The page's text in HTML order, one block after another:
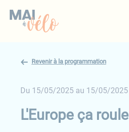
Revenir à la programmation
Du 15/05/2025 au 15/05/2025
L'Europe ça roule